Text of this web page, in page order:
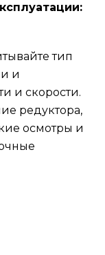
тип
и
и скорости.
редуктора,
осмотры и